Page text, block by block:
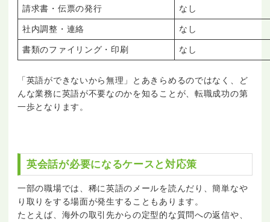
請求書・伝票の発行 なし
社内調整・連絡 なし
書類のファイリング・印刷 なし
「英語ができないから無理」とあきらめるのではなく、ど
んな業務に英語が不要なのかを知ることが、転職成功の第
一歩となります。
英会話が必要になるケースと対応策
一部の職場では、稀に英語のメールを読んだり、簡単なや
り取りをする場面が発生することもあります。
たとえば、海外の取引先からの定型的な質問への返信や、